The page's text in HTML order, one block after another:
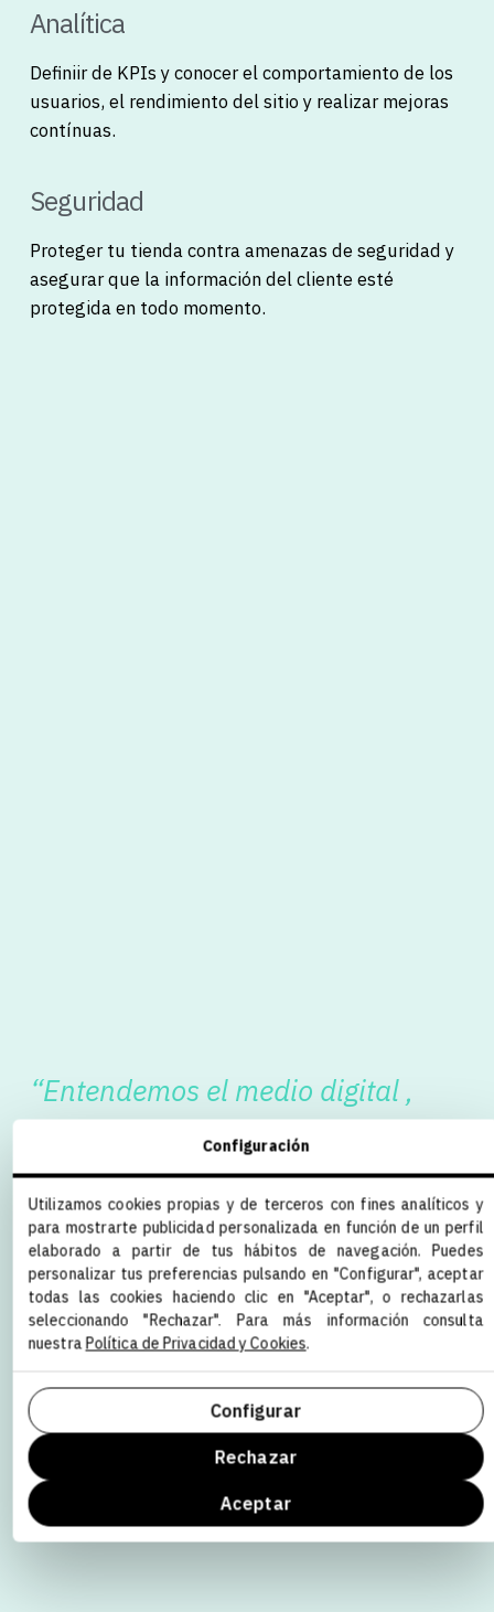
Analítica
Definiir de KPIs y conocer el comportamiento de los
usuarios, el rendimiento del sitio y realizar mejoras
contínuas.
Seguridad
Proteger tu tienda contra amenazas de seguridad y
asegurar que la información del cliente esté
protegida en todo momento.
“Entendemos el medio digital ,
pero también el mundo de los
negocios, lo que nos permite
analizar tu proyecto desde
diferentes ópticas y enfoques”
Francisco Estardera
Socio y Director IT
Configuración
Utilizamos cookies propias y de terceros con fines analíticos y
para mostrarte publicidad personalizada en función de un perfil
elaborado a partir de tus hábitos de navegación. Puedes
personalizar tus preferencias pulsando en "Configurar", aceptar
todas las cookies haciendo clic en "Aceptar", o rechazarlas
seleccionando "Rechazar". Para más información consulta
nuestraPolítica de Privacidad y Cookies.
Configurar
Rechazar
Aceptar